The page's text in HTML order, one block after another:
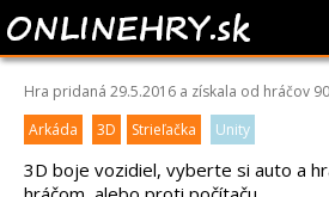
IRON
Hra pridaná 29.5.2016 a získala od hráčov
Arkáda
3D Strieľačka Unity
3D boje vozidiel, vyberte si auto a